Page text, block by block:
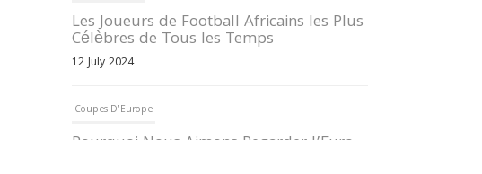
Les Joueurs de Football Africains les Plus
Célèbres de Tous les Temps
12 July 2024
Coupes D'Europe
Pourquoi Nous Aimons Regarder l’Euro